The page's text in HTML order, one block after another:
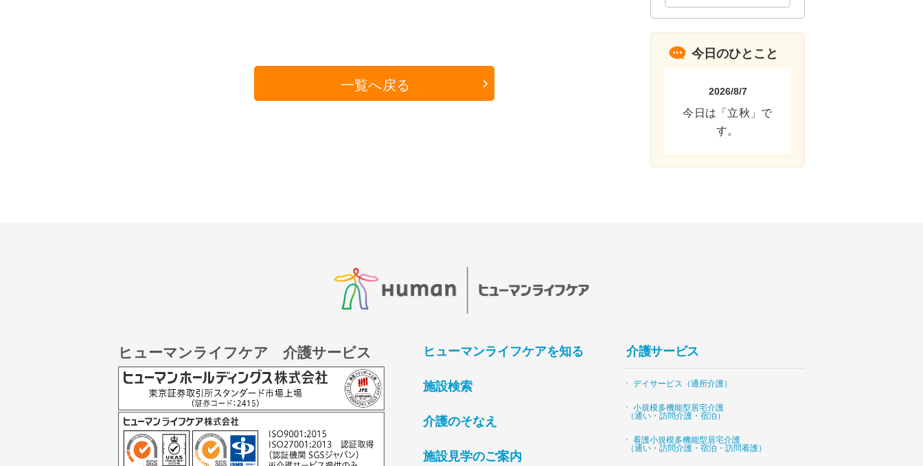
一覧へ戻る
今日のひとこと
2026/8/7
今日は「立秋」で
す。
ヒューマンライフケア 介護サービス ヒューマンライフケアを知る
施設検索
介護のそなえ
施設見学のご案内
介護サービス
デイサービス（通所介護）
小規模多機能型居宅介護
（通い・訪問介護・宿泊）
看護小規模多機能型居宅介護
（通い・訪問介護・宿泊・訪問看護）